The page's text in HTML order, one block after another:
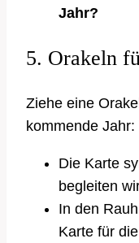
Jahr?
5. Orakeln
Ziehe eine
kommende Jahr:
Die Karte
begleiten
In den
Karte für